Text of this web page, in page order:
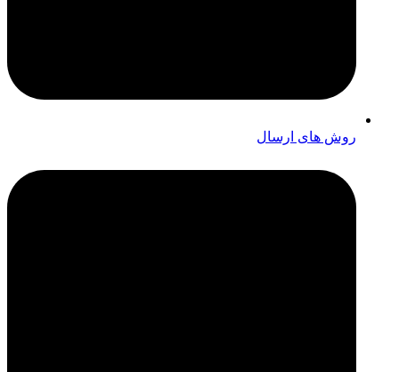
روش های ارسال